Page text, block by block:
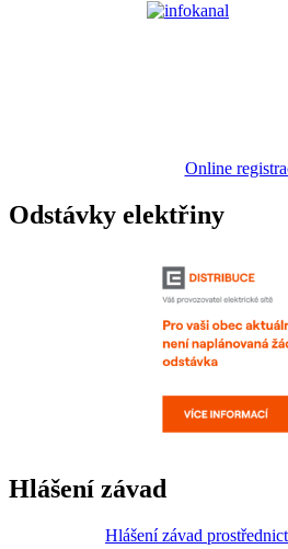
Online
Odstávky elektřiny
Hlášení závad
Hlášení závad